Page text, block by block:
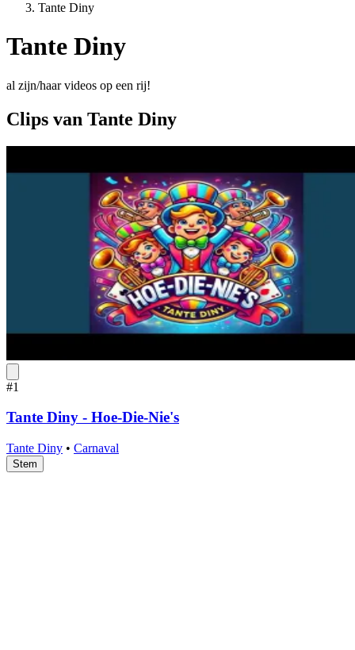
Tante Diny
Tante Diny
al zijn/haar videos op een rij!
Clips van Tante Diny
#1
Tante Diny - Hoe-Die-Nie's
Tante Diny • Carnaval
Stem